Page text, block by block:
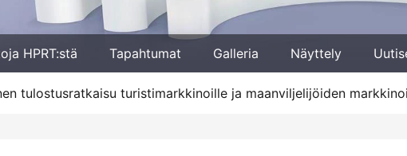
HPRT:stä Tapahtumat Galleria Näyttely
tulostusratkaisu turistimarkkinoille ja maanviljelijöiden